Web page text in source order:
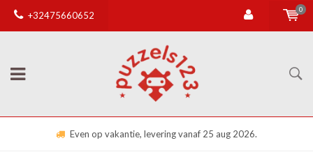
+32475660652
0
Even op vakantie, levering vanaf 25 aug 2026.